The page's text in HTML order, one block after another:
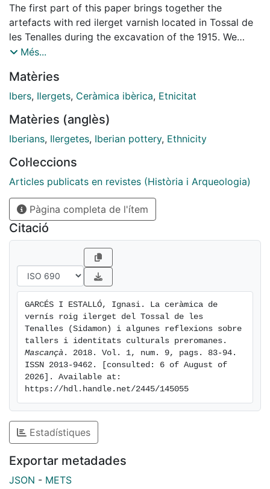
The first part of this paper brings together the
artefacts with red ilerget varnish located in Tossal de
les Tenalles during the excavation of the 1915. We
review known objects and introduce some new ones.
between the forms. To perform this simulation, the
whole site was considered, because of the absence of
section, the complete Tossal is compared with other
places, in order to capture the character of the
that the ceramic type has played in the definition of
the Ilergetian cultural circle.
Més...
Matèries
Ibers, Ilergets, Ceràmica ibèrica, Etnicitat
Matèries (anglès)
Iberians, Ilergetes, Iberian pottery, Ethnicity
Col·leccions
Articles publicats en revistes (Història i Arqueologia)
Pàgina completa de l'ítem
Citació
GARCÉS I ESTALLÓ, Ignasi. La ceràmica de
vernís roig ilerget del Tossal de les
Tenalles (Sidamon) i algunes reflexions sobre
Mascançà . 2018. Vol. 1, num. 9, pags. 83-94.
ISSN 2013-9462. [consulted: 6 of August of
2026]. Available at:
https://hdl.handle.net/2445/145055
Estadístiques
Exportar metadades
JSON - METS